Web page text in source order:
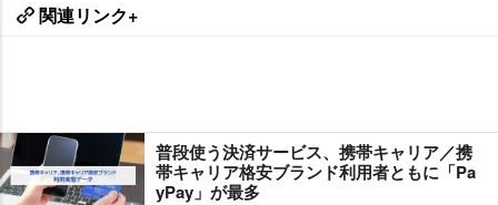
関連リンク+
普段使う決済サービス、携帯キャリア／携
帯キャリア格安ブランド利用者ともに「Pa
yPay」が最多